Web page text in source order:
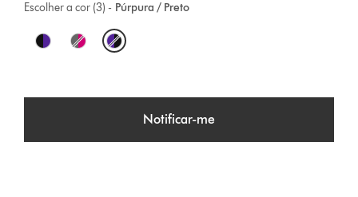
Púrpura / Preto
Escolher a cor (3) -
O
t
Notificar-me